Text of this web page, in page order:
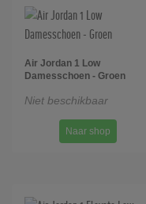
Air Jordan 1 Low
Damesschoen - Groen
Niet beschikbaar
Naar shop